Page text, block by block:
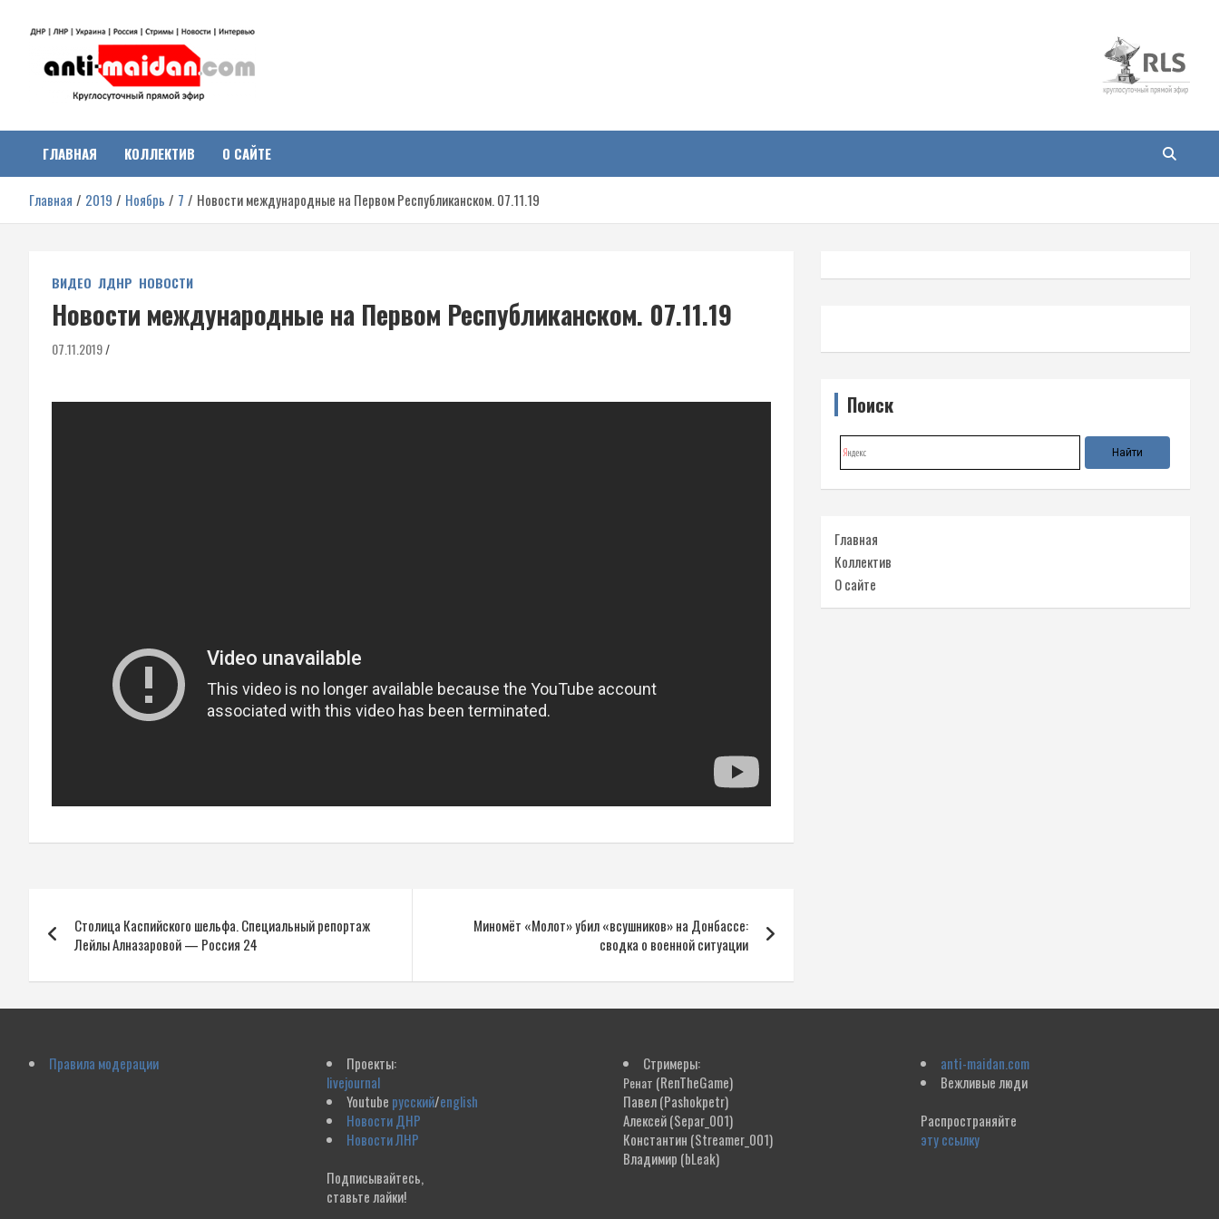
Антимайдан:
Гражданская война на
Украине
о гражданской войне на Украине, включая события в Новороссии,
ДНР, ЛНР и других регионах.
ГЛАВНАЯ КОЛЛЕКТИВ О САЙТЕ
Главная 2019 Ноябрь 7 Новости международные на Первом Республиканском. 07.11.19
ВИДЕО ЛДНР НОВОСТИ
Новости международные на Первом Республиканском. 07.11.19
07.11.2019
по
записям
Столица Каспийского шельфа. Специальный репортаж
Лейлы Алназаровой — Россия 24
Миномёт «Молот» убил «всушников» на Донбассе:
сводка о военной ситуации
Поиск
Главная
Коллектив
О сайте
Правила модерации
Проекты:
livejournal
Youtube русский/english
Новости ДНР
Новости ЛНР
Подписывайтесь,
ставьте лайки!
Стримеры:
Ренат (RenTheGame)
Павел(Pashokpetr)
Алексей(Separ_001)
Константин (Streamer_001)
Владимир (bLeak)
anti-maidan.com
Вежливые люди
Распространяйте
эту ссылку